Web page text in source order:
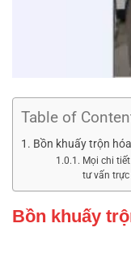
Table of
Bồn khuấy trộn
Mọi chi
tư vấn trực
Bồn khuấy